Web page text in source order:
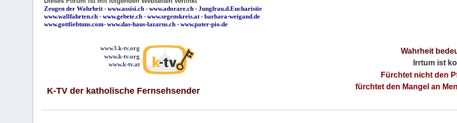
Zeugen der Wahrheit -www.assisi.ch -www.adorare.ch -Jungfrau.d.Eucharistie
www.wallfahrten.ch -www.gebete.ch -www.segenskreis.at -barbara-weigand.de
www.gottliebtuns.com-www.das-haus-lazarus.ch - www.pater-pio.de
www3.k-tv.org
www.k-tv.org
www.k-tv.at
K-TV der katholische Fernsehsender
Wahrheit
Irrtum ist
Fürchtet nicht den
fürchtet den Mangel an